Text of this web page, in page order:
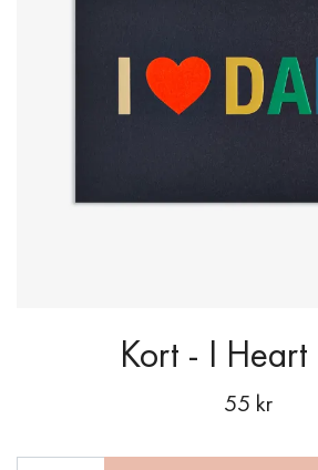
Kort - I Heart
55 kr